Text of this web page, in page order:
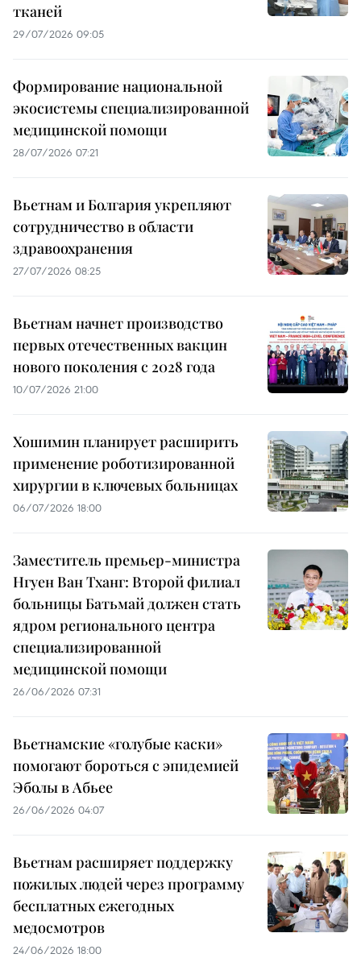
тканей
29/07/2026 09:05
Формирование национальной
экосистемы специализированной
медицинской помощи
28/07/2026 07:21
Вьетнам и Болгария укрепляют
сотрудничество в области
здравоохранения
27/07/2026 08:25
Вьетнам начнет производство
первых отечественных вакцин
нового поколения с 2028 года
10/07/2026 21:00
Хошимин планирует расширить
применение роботизированной
хирургии в ключевых больницах
06/07/2026 18:00
Заместитель премьер-министра
Нгуен Ван Тханг: Второй филиал
больницы Батьмай должен стать
ядром регионального центра
специализированной
медицинской помощи
26/06/2026 07:31
Вьетнамские «голубые каски»
помогают бороться с эпидемией
Эболы в Абьее
26/06/2026 04:07
Вьетнам расширяет поддержку
пожилых людей через программу
бесплатных ежегодных
медосмотров
24/06/2026 18:00